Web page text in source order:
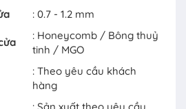
: 0.7 - 1.2 mm
: Honeycomb / Bông thuỷ
tinh / MGO
: Theo yêu cầu khách
hàng
: Sản xuất theo yêu cầu